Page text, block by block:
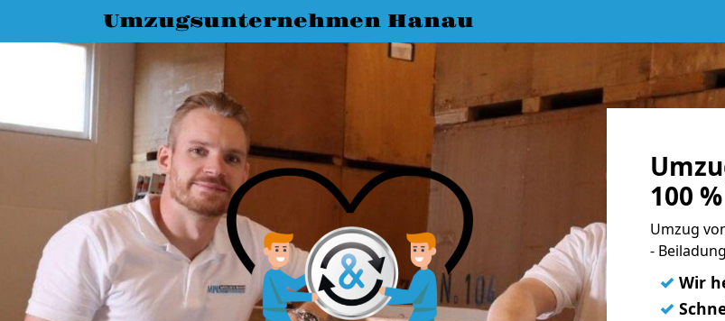
Umzugsunternehmen Hanau
100
Umzug
-
✓ Wir
✓